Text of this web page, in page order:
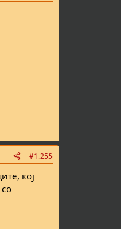
#1.255
кој